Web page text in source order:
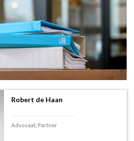
Robert de Haan
Advocaat, Partner